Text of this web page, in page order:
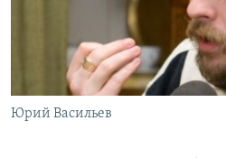
РАСПИСАНИЕ ВЕЩАНИЯ
ПОДПИШИТЕСЬ НА
СОЦИАЛЬНЫЕ СЕТИ
Юрий Васильев